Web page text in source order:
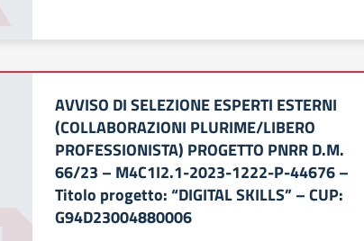
AVVISO DI SELEZIONE ESPERTI ESTERNI
(COLLABORAZIONI PLURIME/LIBERO
PROFESSIONISTA) PROGETTO PNRR D.M.
66/23 – M4C1I2.1-2023-1222-P-44676 –
Titolo progetto: “DIGITAL SKILLS” – CUP:
G94D23004880006